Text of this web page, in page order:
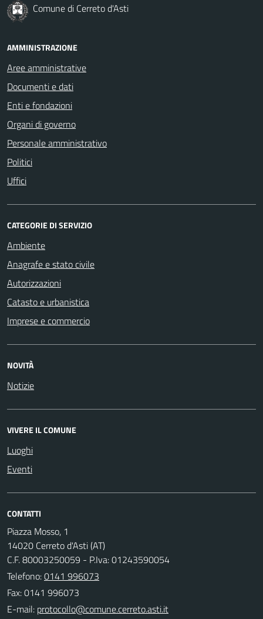
Comune di Cerreto d'Asti
AMMINISTRAZIONE
Aree amministrative
Documenti e dati
Enti e fondazioni
Organi di governo
Personale amministrativo
Politici
Uffici
CATEGORIE DI SERVIZIO
Ambiente
Anagrafe e stato civile
Autorizzazioni
Catasto e urbanistica
Imprese e commercio
NOVITÀ
Notizie
VIVERE IL COMUNE
Luoghi
Eventi
CONTATTI
Piazza Mosso, 1
14020 Cerreto d'Asti (AT)
C.F. 80003250059 - P.Iva: 01243590054
Telefono:0141 996073
Fax: 0141 996073
E-mail: